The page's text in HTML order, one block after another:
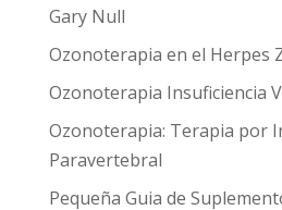
Gary Null
Ozonoterapia en el Herpes
Ozonoterapia Insuficiencia
Ozonoterapia: Terapia por
Paravertebral
Pequeña Guia de